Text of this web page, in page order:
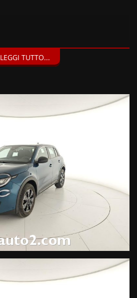
Calotte specchi nere, Fari
Therpy, illuminazione ambiente
Luce plafoniera LED,
elettrocromico (giorno/notte
EUR), Vernice metallizzata Verde
LEGGI TUTTO...